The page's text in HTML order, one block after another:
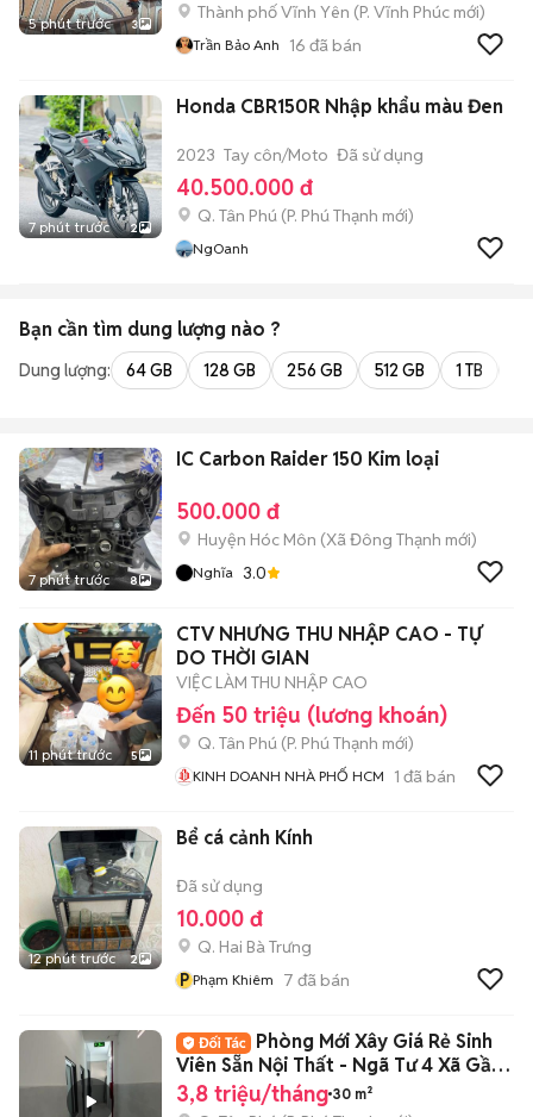
5 phút trước 3
Thành phố Vĩnh Yên (P. Vĩnh Phúc mới)
Trần Bảo Anh 16 đã bán
7 phút trước 2
Honda CBR150R Nhập khẩu màu Đen
2023 Tay côn/Moto Đã sử dụng
40.500.000 đ
Q. Tân Phú (P. Phú Thạnh mới)
NgOanh
Bạn cần tìm dung lượng nào ?
Dung lượng: 64 GB 128 GB 256 GB 512 GB 1 TB
7 phút trước 8
IC Carbon Raider 150 Kim loại
500.000 đ
Huyện Hóc Môn (Xã Đông Thạnh mới)
Nghĩa 3.0
11 phút trước 5
CTV NHƯNG THU NHẬP CAO - TỰ
DO THỜI GIAN
VIỆC LÀM THU NHẬP CAO
Đến 50 triệu (lương khoán)
Q. Tân Phú (P. Phú Thạnh mới)
KINH DOANH NHÀ PHỐ HCM 1 đã bán
12 phút trước 2
Bể cá cảnh Kính
Đã sử dụng
10.000 đ
Q. Hai Bà Trưng
P Phạm Khiêm 7 đã bán
Phòng Mới Xây Giá Rẻ Sinh
Viên Sẵn Nội Thất - Ngã Tư 4 Xã Gần
ĐH VUH
3,8 triệu/tháng 30 m²